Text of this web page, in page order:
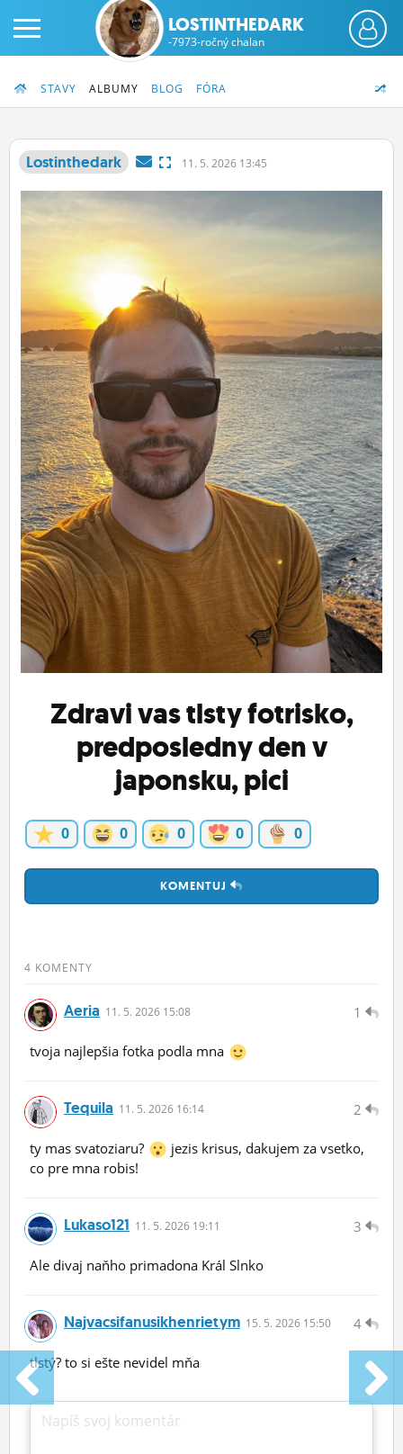
PRIHLÁS SA
ČINŽIAK
FÓRUM
STATUSY
BLOGY
OBRÁZKY
ĽUDIA
MÔJ PROFIL
NASTAVENIA
ROLETA
LOSTINTHEDARK
-7973-ročný chalan
STAVY ALBUMY BLOG FÓRA
Lostinthedark 11. 5. 2026 13:45
Zdravi vas tlsty fotrisko,
predposledny den v
japonsku, pici
0 0 0 0 0
KOMENTUJ
4 KOMENTY
1
Aeria 11. 5. 2026 15:08
tvoja najlepšia fotka podla mna
2
Tequila 11. 5. 2026 16:14
ty mas svatoziaru?
jezis krisus, dakujem za vsetko,
co pre mna robis!
3
Lukaso121 11. 5. 2026 19:11
Ale divaj naňho primadona Král Slnko
4
Najvacsifanusikhenrietym 15. 5. 2026 15:50
tlstý? to si ešte nevidel mňa
Napíš svoj komentár